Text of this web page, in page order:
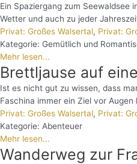
Ein Spaziergang zum Seewaldsee
Wetter und auch zu jeder
Privat: Großes Walsertal, Privat:
Kategorie: Gemütlich und
Mehr lesen...
Brettljause auf
Ist es nicht gut zu wissen, dass
Faschina immer ein Ziel vor Augen
Privat: Großes Walsertal, Privat:
Kategorie: Abenteuer
Mehr lesen...
Wanderweg zur